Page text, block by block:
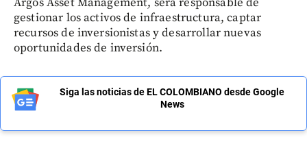
gestionar los activos de infraestructura, captar
recursos de inversionistas y desarrollar nuevas
oportunidades de inversión.
Siga las noticias de EL COLOMBIANO desde Google
News